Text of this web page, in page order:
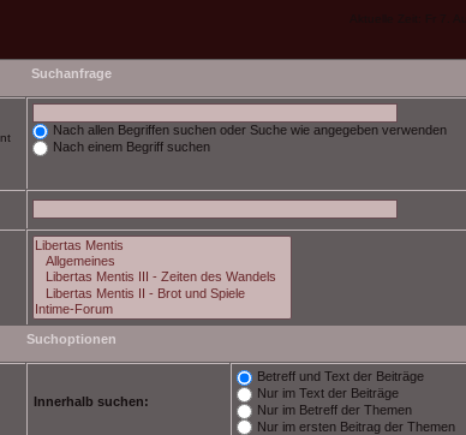
Suchanfrage
Nach allen Begriffen suchen oder Suche wie angegeben verwenden
Nach einem Begriff suchen
Suchoptionen
Innerhalb suchen:
Betreff und Text der Beiträge
Nur im Text der Beiträge
Nur im Betreff der Themen
Nur im ersten Beitrag der Themen